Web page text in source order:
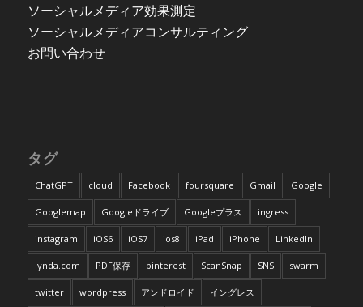
ソーシャルメディア効果測定
ソーシャルメディアコンサルティング
お問い合わせ
タグ
ChatGPT cloud Facebook foursquare Gmail Google
Googlemap Googleドライブ Googleプラス ingress
instagram iOS6 iOS7 ios8 iPad iPhone LinkedIn
lynda.com PDF保存 pinterest ScanSnap SNS swarm
twitter wordpress アンドロイド イングレス